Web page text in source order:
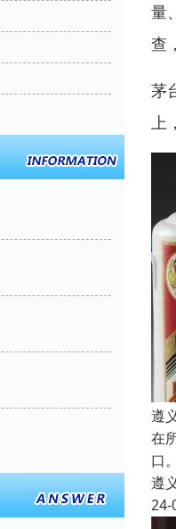
量
查
茅
上
遵
在
口
遵
24-